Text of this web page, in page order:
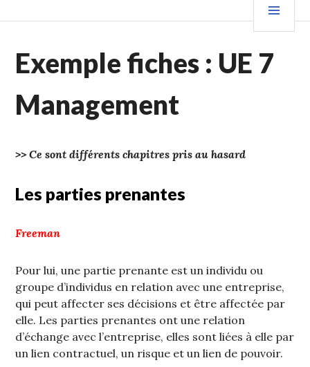
au
principal
Exemple fiches : UE 7
Management
>> Ce sont différents chapitres pris au hasard
Les parties prenantes
Freeman
Pour lui, une partie prenante est un individu ou
groupe d’individus en relation avec une entreprise,
qui peut affecter ses décisions et être affectée par
elle. Les parties prenantes ont une relation
d’échange avec l’entreprise, elles sont liées à elle par
un lien contractuel, un risque et un lien de pouvoir.